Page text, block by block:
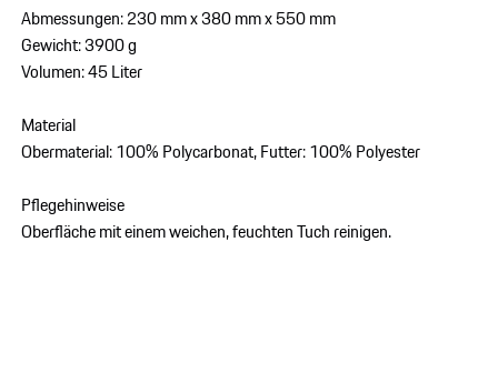
Abmessungen: 230 mm x 380 mm x 550 mm
Gewicht: 3900 g
Volumen: 45 Liter
Material
Obermaterial: 100% Polycarbonat, Futter: 100% Polyester
Pflegehinweise
Oberfläche mit einem weichen, feuchten Tuch reinigen.